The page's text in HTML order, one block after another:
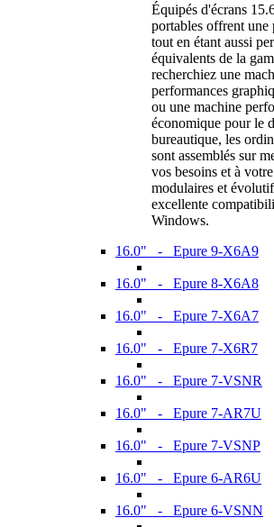
Équipés d'écrans
portables offrent
tout en étant aussi
équivalents de la
recherchiez une
performances
ou une machine
économique pour le
bureautique, les
sont assemblés sur
vos besoins et à
modulaires et
excellente
Windows.
16.0" - Epure 9-X6A9
16.0" - Epure 8-X6A8
16.0" - Epure 7-X6A7
16.0" - Epure 7-X6R7
16.0" - Epure 7-VSNR
16.0" - Epure 7-AR7U
16.0" - Epure 7-VSNP
16.0" - Epure 6-AR6U
16.0" - Epure 6-VSNN